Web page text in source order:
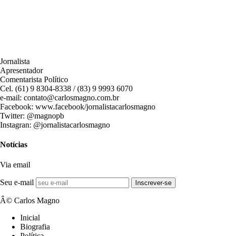
Jornalista
Apresentador
Comentarista Político
Cel. (61) 9 8304-8338 / (83) 9 9993 6070
e-mail: contato@carlosmagno.com.br
Facebook: www.facebook/jornalistacarlosmagno
Twitter: @magnopb
Instagran: @jornalistacarlosmagno
Notícias
Via email
Seu e-mail Inscrever-se
Â© Carlos Magno
Inicial
Biografia